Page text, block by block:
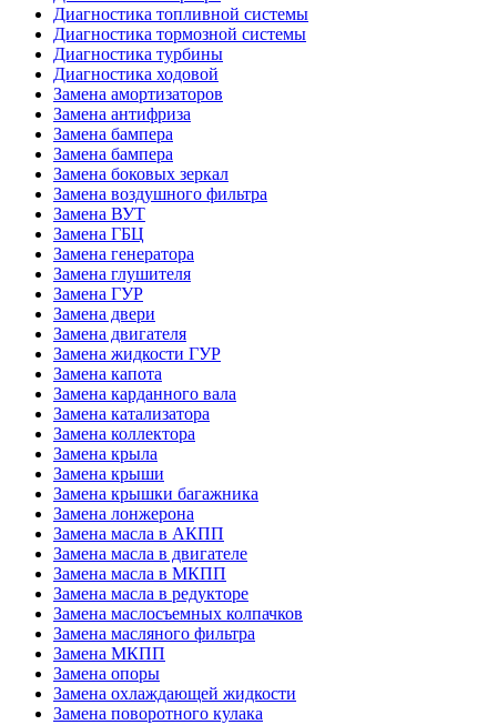
Диагностика топливной системы
Диагностика тормозной системы
Диагностика турбины
Диагностика ходовой
Замена амортизаторов
Замена антифриза
Замена бампера
Замена бампера
Замена боковых зеркал
Замена воздушного фильтра
Замена ВУТ
Замена ГБЦ
Замена генератора
Замена глушителя
Замена ГУР
Замена двери
Замена двигателя
Замена жидкости ГУР
Замена капота
Замена карданного вала
Замена катализатора
Замена коллектора
Замена крыла
Замена крыши
Замена крышки багажника
Замена лонжерона
Замена масла в АКПП
Замена масла в двигателе
Замена масла в МКПП
Замена масла в редукторе
Замена маслосъемных колпачков
Замена масляного фильтра
Замена МКПП
Замена опоры
Замена охлаждающей жидкости
Замена поворотного кулака